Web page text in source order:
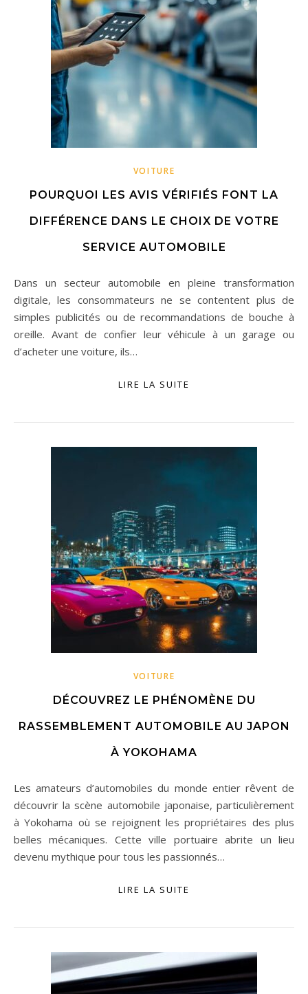
VOITURE
POURQUOI LES AVIS VÉRIFIÉS FONT LA
DIFFÉRENCE DANS LE CHOIX DE VOTRE
SERVICE AUTOMOBILE
Dans un secteur automobile en pleine transformation
digitale, les consommateurs ne se contentent plus de
simples publicités ou de recommandations de bouche à
oreille. Avant de confier leur véhicule à un garage ou
d’acheter une voiture, ils…
LIRE LA SUITE
VOITURE
DÉCOUVREZ LE PHÉNOMÈNE DU
RASSEMBLEMENT AUTOMOBILE AU JAPON
À YOKOHAMA
Les amateurs d’automobiles du monde entier rêvent de
découvrir la scène automobile japonaise, particulièrement
à Yokohama où se rejoignent les propriétaires des plus
belles mécaniques. Cette ville portuaire abrite un lieu
devenu mythique pour tous les passionnés…
LIRE LA SUITE